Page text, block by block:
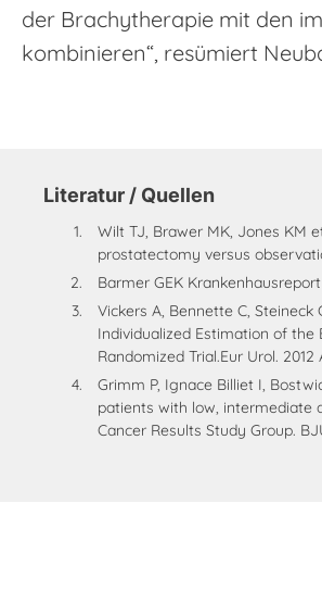
der Brachytherapie mit den
kombinieren“, resümiert
Literatur / Quellen
Wilt TJ, Brawer MK, Jones KM
prostatectomy versus
Barmer GEK Krankenhausreport
Vickers A, Bennette C, Steineck
Individualized Estimation of
Randomized Trial.Eur Urol.
Grimm P, Ignace Billiet I,
patients with low, intermediate
Cancer Results Study Group.